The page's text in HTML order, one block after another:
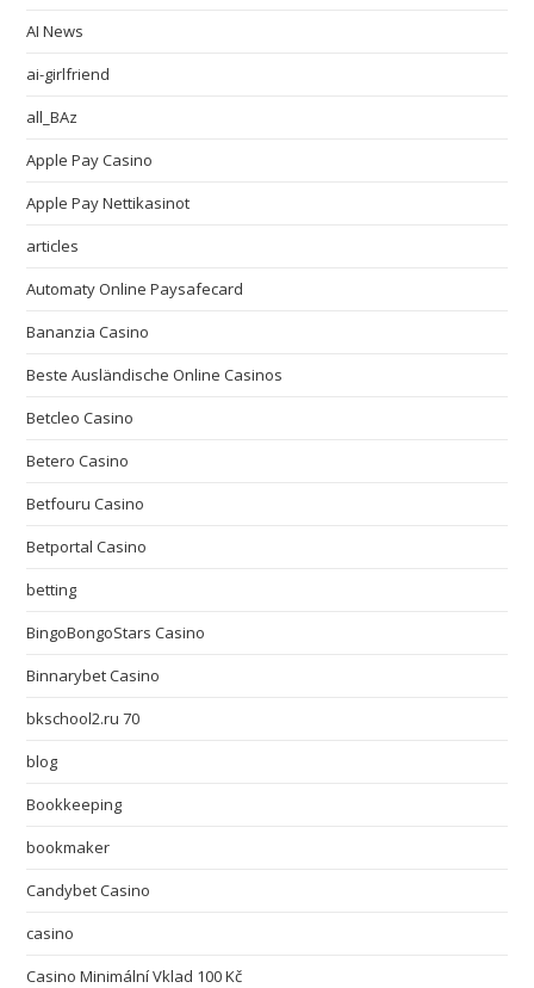
AI News
ai-girlfriend
all_BAz
Apple Pay Casino
Apple Pay Nettikasinot
articles
Automaty Online Paysafecard
Bananzia Casino
Beste Ausländische Online Casinos
Betcleo Casino
Betero Casino
Betfouru Casino
Betportal Casino
betting
BingoBongoStars Casino
Binnarybet Casino
bkschool2.ru 70
blog
Bookkeeping
bookmaker
Candybet Casino
casino
Casino Minimální Vklad 100 Kč